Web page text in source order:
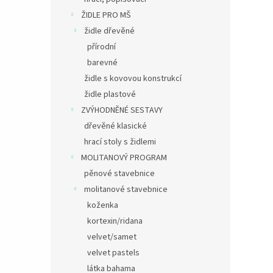
ŽIDLE PRO MŠ
židle dřevěné
přírodní
barevné
židle s kovovou konstrukcí
židle plastové
ZVÝHODNĚNÉ SESTAVY
dřevěné klasické
hrací stoly s židlemi
MOLITANOVÝ PROGRAM
pěnové stavebnice
molitanové stavebnice
koženka
kortexin/ridana
velvet/samet
velvet pastels
látka bahama